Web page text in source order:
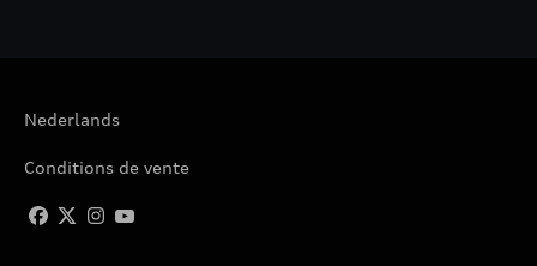
Nederlands
Conditions de vente